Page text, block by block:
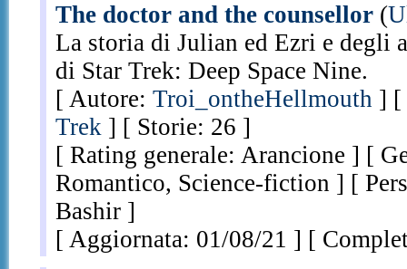
The doctor and the counsellor(
La storia di Julian ed Ezri e degli
di Star Trek: Deep Space Nine.
[ Autore: Troi_ontheHellmouth ] [
Trek] [ Storie: 26 ]
[ Rating generale: Arancione ] [
Romantico, Science-fiction ] [
Bashir ]
[ Aggiornata: 01/08/21 ] [